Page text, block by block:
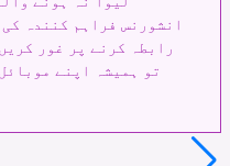
انشورنس فراہم کنندہ
رابطہ کرنے پر غور
تو ہمیشہ اپنے